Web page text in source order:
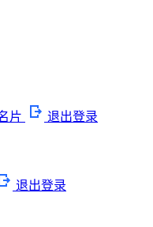
片 退出登录
退出登录